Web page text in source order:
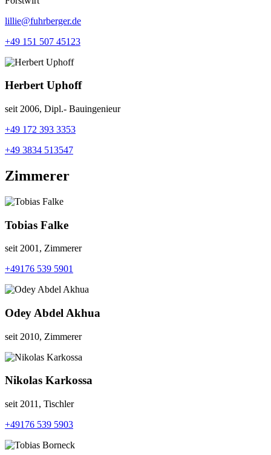
lillie@fuhrberger.de
+49 151 507 45123
Herbert Uphoff
seit 2006, Dipl.- Bauingenieur
+49 172 393 3353
+49 3834 513547
Zimmerer
Tobias Falke
seit 2001, Zimmerer
+49176 539 5901
Odey Abdel Akhua
seit 2010, Zimmerer
Nikolas Karkossa
seit 2011, Tischler
+49176 539 5903